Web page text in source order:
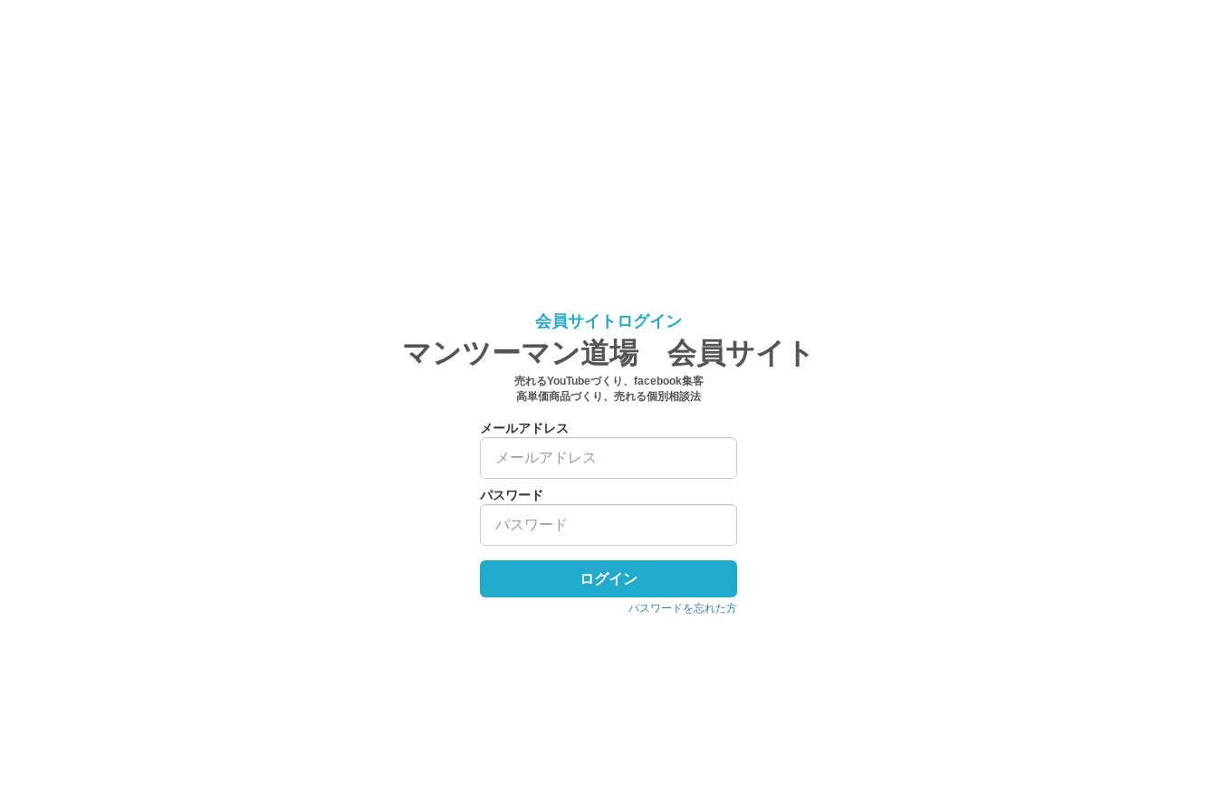
会員サイトログイン
マンツーマン道場 会員サイト
売れるYouTubeづくり、facebook集客
高単価商品づくり、売れる個別相談法
メールアドレス
パスワード
ログイン
パスワードを忘れた方